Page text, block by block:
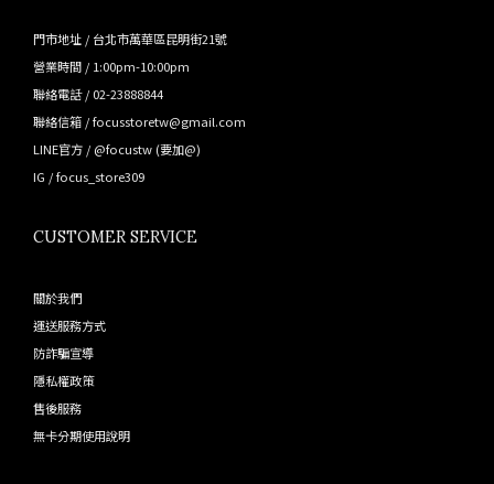
門市地址 / 台北市萬華區昆明街21號
營業時間 / 1:00pm-10:00pm
聯絡電話 / 02-23888844
聯絡信箱 / focusstoretw@gmail.com
LINE官方 / @focustw (要加@)
IG /focus_store309
CUSTOMER SERVICE
關於我們
運送服務方式
防詐騙宣導
隱私權政策
售後服務
無卡分期使用說明